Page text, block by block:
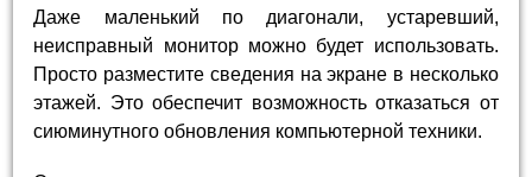
Даже маленький по диагонали, устаревший,
неисправный монитор можно будет использовать.
Просто разместите сведения на экране в несколько
этажей. Это обеспечит возможность отказаться от
сиюминутного обновления компьютерной техники.